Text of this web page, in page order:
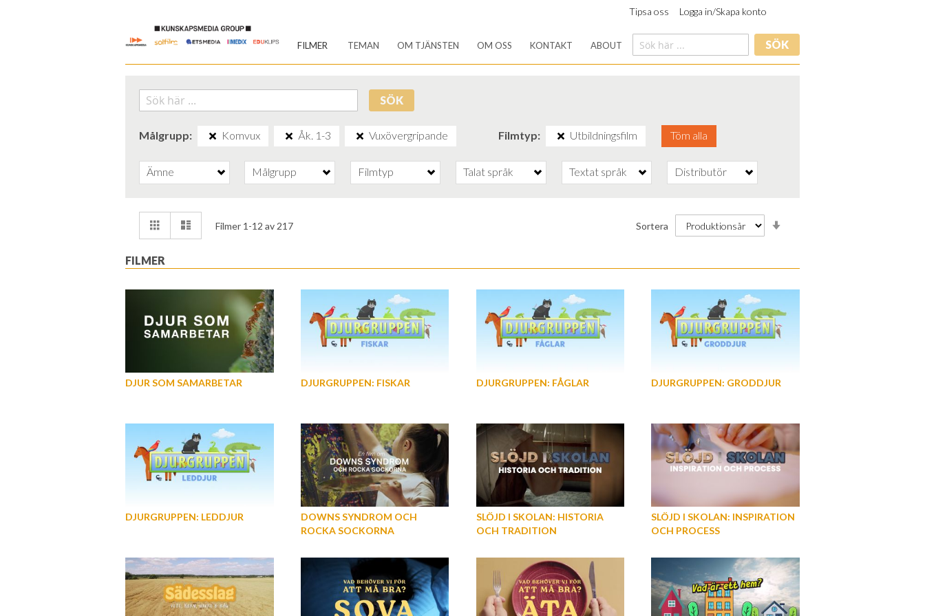
Tipsa oss Logga in/Skapa konto
Content
FILMER TEMAN OM TJÄNSTEN OM OSS KONTAKT ABOUT SÖK
SÖK
Målgrupp Komvux Åk. 1-3 Vuxövergripande Filmtyp Utbildningsfilm Töm alla
Ämne Målgrupp Filmtyp Talat språk Textat språk Distributör
Visa
som
Rutnät ListaFilmer 1 -12 av 217 Sortera
FILMER
DJUR SOM SAMARBETAR DJURGRUPPEN: FISKAR DJURGRUPPEN: FÅGLAR DJURGRUPPEN: GRODDJUR
DJURGRUPPEN: LEDDJUR
DOWNS SYNDROM OCH
ROCKA SOCKORNA
SLÖJD I SKOLAN: HISTORIA
OCH TRADITION
SLÖJD I SKOLAN: INSPIRATION
OCH PROCESS